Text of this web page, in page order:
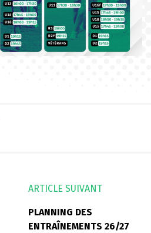
ARTICLE SUIVANT
PLANNING DES
ENTRAÎNEMENTS 26/27